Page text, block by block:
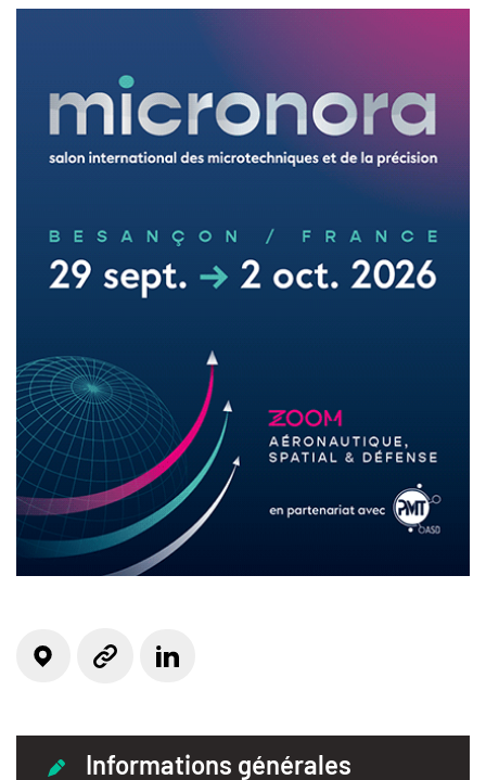
Localisation
Informations générales